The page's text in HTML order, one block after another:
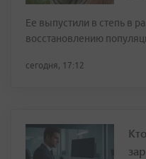
Ее выпустили в степь в
восстановлению
сегодня, 17:12